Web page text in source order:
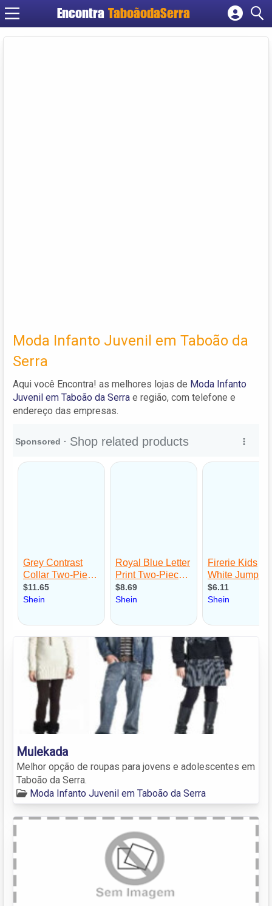
Encontra TaboãodaSerra
Cadastrar empresa
Moda Infanto Juvenil em Taboão da
Serra
Aqui você Encontra! as melhores lojas de Moda Infanto
Juvenil em Taboão da Serra e região, com telefone e
endereço das empresas.
Mulekada
Melhor opção de roupas para jovens e adolescentes em
Taboão da Serra.
Moda Infanto Juvenil em Taboão da Serra